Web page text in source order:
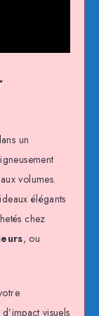
un
volumes.
élégants
chez
, ou
visuels